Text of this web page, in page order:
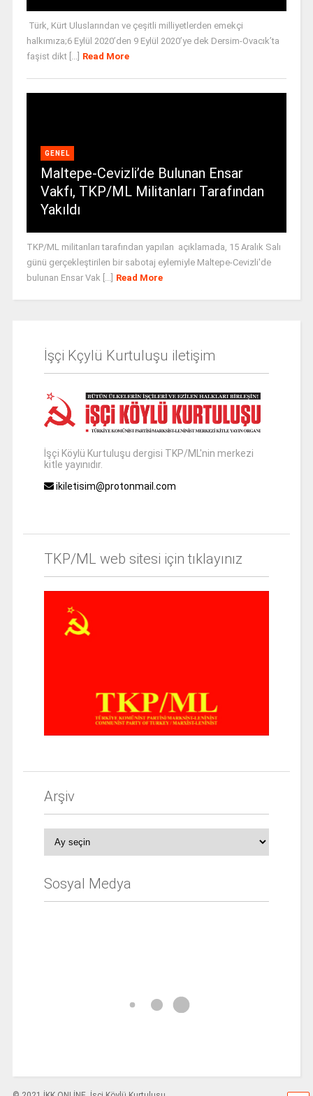
Türk, Kürt Uluslarından ve çeşitli milliyetlerden emekçi
halkımıza;6 Eylül 2020’den 9 Eylül 2020’ye dek Dersim-Ovacık’ta
faşist dikt [...]
Read More
GENEL
Maltepe-Cevizli’de Bulunan Ensar
Vakfı, TKP/ML Militanları Tarafından
Yakıldı
TKP/ML militanları tarafından yapılan açıklamada, 15 Aralık Salı
günü gerçekleştirilen bir sabotaj eylemiyle Maltepe-Cevizli'de
bulunan Ensar Vak [...]
Read More
İşçi Kçylü Kurtuluşu iletişim
İşçi Köylü Kurtuluşu dergisi TKP/ML'nin merkezi
kitle yayınıdır.
ikiletisim@protonmail.com
TKP/ML web sitesi için tıklayınız
Arşiv
Sosyal Medya